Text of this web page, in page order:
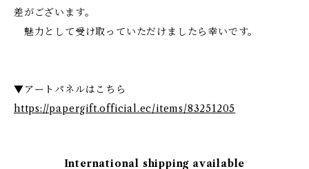
差がございます。
魅力として受け取っていただけましたら幸いです。
▼アートパネルはこちら
https://papergift.official.ec/items/83251205
International shipping available